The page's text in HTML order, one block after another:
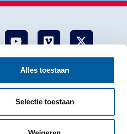
Alles toestaan
Selectie toestaan